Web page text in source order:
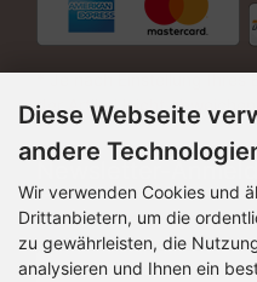
* Je nach Einstellung Ihres
der Artikel leicht abweichen.
Newsletter-
E-Mail-Adresse:
Diese Webseite
andere
Wir verwenden Cookies und
Drittanbietern, um die
zu gewährleisten, die
analysieren und Ihnen ein